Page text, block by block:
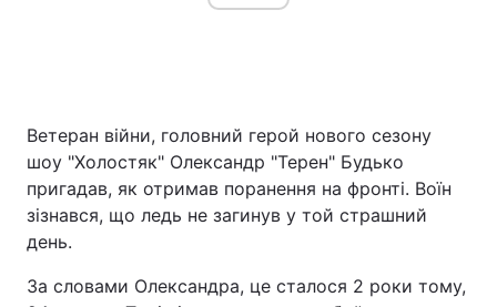
Ветеран війни, головний герой нового сезону
шоу "Холостяк" Олександр "Терен" Будько
пригадав, як отримав поранення на фронті. Воїн
зізнався, що ледь не загинув у той страшний
день.
За словами Олександра, це сталося 2 роки тому,